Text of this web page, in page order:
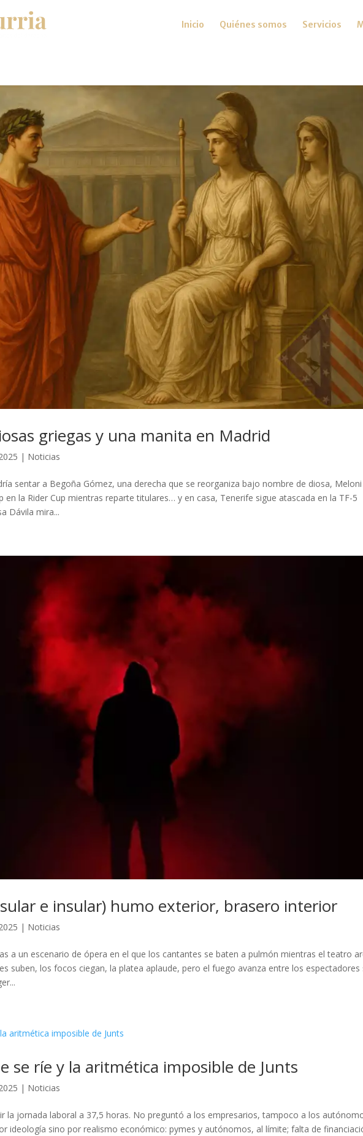
Inicio Quiénes somos Servicios
griegas y una manita en Madrid
| Noticias
sentar a Begoña Gómez, una derecha que se reorganiza bajo nombre de diosa, Meloni
en la Rider Cup mientras reparte titulares… y en casa, Tenerife sigue atascada en la TF-5
Dávila mira...
e insular) humo exterior, brasero interior
| Noticias
a un escenario de ópera en el que los cantantes se baten a pulmón mientras el teatro
suben, los focos ciegan, la platea aplaude, pero el fuego avanza entre los espectadores
se ríe y la aritmética imposible de Junts
| Noticias
la jornada laboral a 37,5 horas. No preguntó a los empresarios, tampoco a los
ideología sino por realismo económico: pymes y autónomos, al límite; falta de